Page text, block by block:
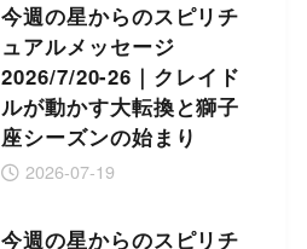
今週の星からのスピリチ
ュアルメッセージ
2026/7/20-26｜クレイド
ルが動かす大転換と獅子
座シーズンの始まり
2026-07-19
今週の星からのスピリチ